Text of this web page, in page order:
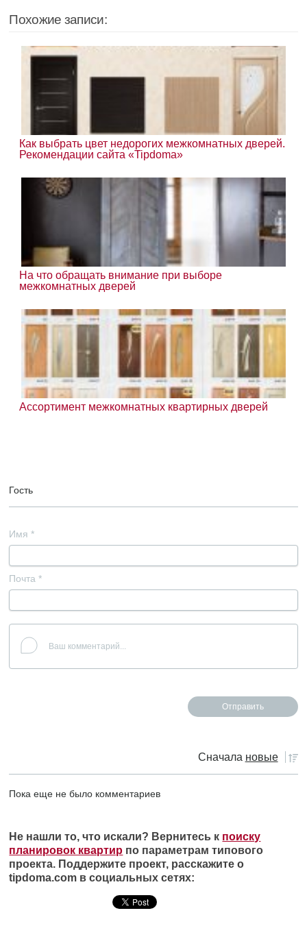
Похожие записи:
Как выбрать цвет недорогих межкомнатных дверей.
Рекомендации сайта «Tipdoma»
На что обращать внимание при выборе
межкомнатных дверей
Ассортимент межкомнатных квартирных дверей
Гость
Имя *
Почта *
Сначала новые
Пока еще не было комментариев
Не нашли то, что искали? Вернитесь к поиску
планировок квартир по параметрам типового
проекта. Поддержите проект, расскажите о
tipdoma.com в социальных сетях: